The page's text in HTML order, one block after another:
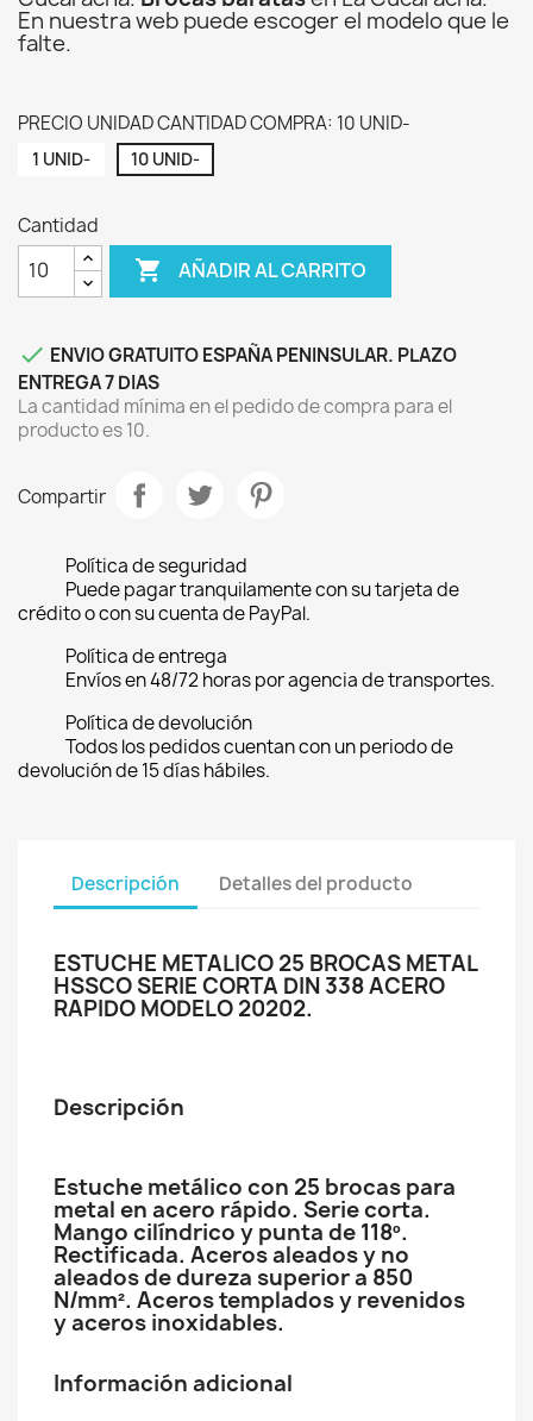
En nuestra web puede escoger el modelo que le
falte.
PRECIO UNIDAD CANTIDAD COMPRA: 10 UNID-
1 UNID- 10 UNID-
Cantidad
 AÑADIR AL CARRITO
 ENVIO GRATUITO ESPAÑA PENINSULAR. PLAZO
ENTREGA 7 DIAS
La cantidad mínima en el pedido de compra para el
producto es 10.
Compartir
Política de seguridad
Puede pagar tranquilamente con su tarjeta de
crédito o con su cuenta de PayPal.
Política de entrega
Envíos en 48/72 horas por agencia de transportes.
Política de devolución
Todos los pedidos cuentan con un periodo de
devolución de 15 días hábiles.
Descripción Detalles del producto
ESTUCHE METALICO 25 BROCAS METAL
HSSCO SERIE CORTA DIN 338 ACERO
RAPIDO MODELO 20202.
Descripción
Estuche metálico con 25 brocas para
metal en acero rápido. Serie corta.
Mango cilíndrico y punta de 118º.
Rectificada. Aceros aleados y no
aleados de dureza superior a 850
N/mm². Aceros templados y revenidos
y aceros inoxidables.
Información adicional